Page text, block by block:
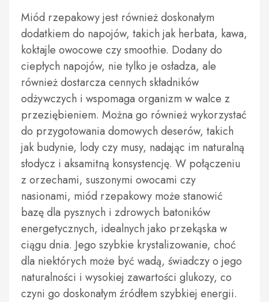
Miód rzepakowy jest również doskonałym
dodatkiem do napojów, takich jak herbata, kawa,
koktajle owocowe czy smoothie. Dodany do
ciepłych napojów, nie tylko je osładza, ale
również dostarcza cennych składników
odżywczych i wspomaga organizm w walce z
przeziębieniem. Można go również wykorzystać
do przygotowania domowych deserów, takich
jak budynie, lody czy musy, nadając im naturalną
słodycz i aksamitną konsystencję. W połączeniu
z orzechami, suszonymi owocami czy
nasionami, miód rzepakowy może stanowić
bazę dla pysznych i zdrowych batoników
energetycznych, idealnych jako przekąska w
ciągu dnia. Jego szybkie krystalizowanie, choć
dla niektórych może być wadą, świadczy o jego
naturalności i wysokiej zawartości glukozy, co
czyni go doskonałym źródłem szybkiej energii.